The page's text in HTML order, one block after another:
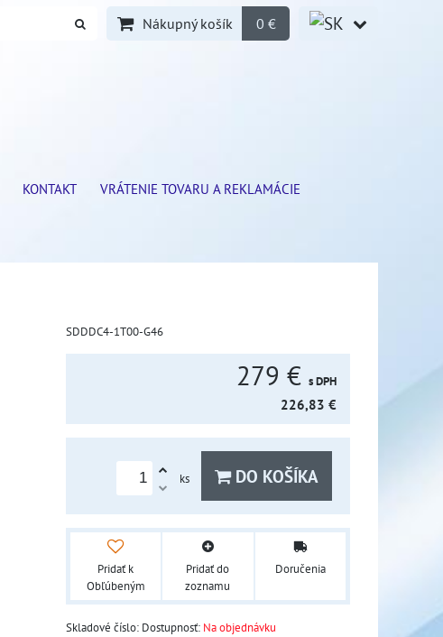
Nákupný košík 0 €
KONTAKT VRÁTENIE TOVARU A REKLAMÁCIE
SDDDC4-1T00-G46
279 € s DPH
226,83 €
ks DO KOŠÍKA
Pridať k
Obľúbeným
Pridať do
zoznamu
Doručenia
Skladové číslo: Dostupnosť: Na objednávku